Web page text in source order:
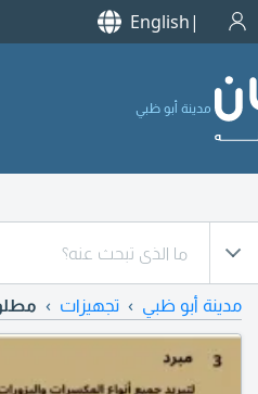
English
مدينة أبو ظبي
مدينة أبو ظبي تجهيزات